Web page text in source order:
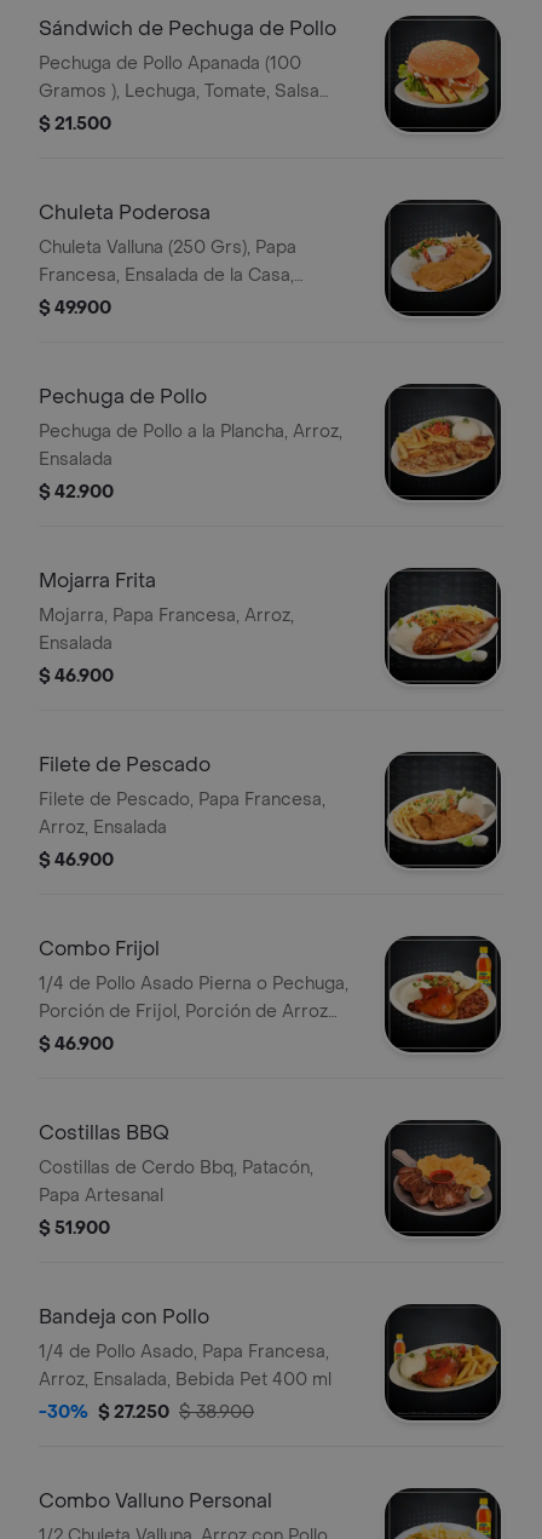
Sándwich de Pechuga de Pollo
Pechuga de Pollo Apanada (100
Gramos ), Lechuga, Tomate, Salsa
BBQ Salsa de la Casa
$ 21.500
Chuleta Poderosa
Chuleta Valluna (250 Grs), Papa
Francesa, Ensalada de la Casa,
Porción de Arroz
$ 49.900
Pechuga de Pollo
Pechuga de Pollo a la Plancha, Arroz,
Ensalada
$ 42.900
Mojarra Frita
Mojarra, Papa Francesa, Arroz,
Ensalada
$ 46.900
Filete de Pescado
Filete de Pescado, Papa Francesa,
Arroz, Ensalada
$ 46.900
Combo Frijol
1/4 de Pollo Asado Pierna o Pechuga,
Porción de Frijol, Porción de Arroz
Blanco, Ensalada, 2 Arepas Fritas,
$ 46.900
Costillas BBQ
Costillas de Cerdo Bbq, Patacón,
Papa Artesanal
$ 51.900
Bandeja con Pollo
1/4 de Pollo Asado, Papa Francesa,
Arroz, Ensalada, Bebida Pet 400 ml
-30% $ 27.250 $ 38.900
Combo Valluno Personal